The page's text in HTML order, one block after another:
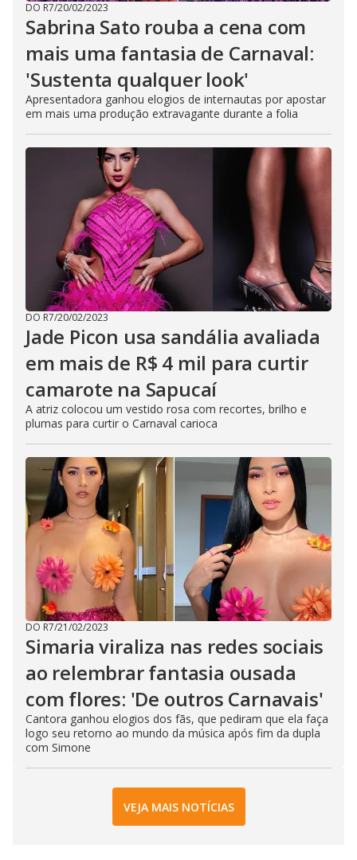
DO R7/20/02/2023
Sabrina Sato rouba a cena com
mais uma fantasia de Carnaval:
'Sustenta qualquer look'
Apresentadora ganhou elogios de internautas por apostar
em mais uma produção extravagante durante a folia
DO R7/20/02/2023
Jade Picon usa sandália avaliada
em mais de R$ 4 mil para curtir
camarote na Sapucaí
A atriz colocou um vestido rosa com recortes, brilho e
plumas para curtir o Carnaval carioca
DO R7/21/02/2023
Simaria viraliza nas redes sociais
ao relembrar fantasia ousada
com flores: 'De outros Carnavais'
Cantora ganhou elogios dos fãs, que pediram que ela faça
logo seu retorno ao mundo da música após fim da dupla
com Simone
VEJA MAIS NOTÍCIAS